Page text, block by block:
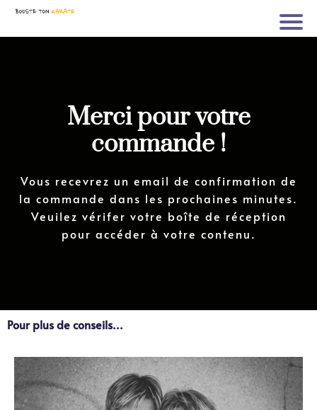
Merci pour votre
commande !
Vous recevrez un email de confirmation de
la commande dans les prochaines minutes.
Veuilez vérifer votre boîte de réception
pour accéder à votre contenu.
Pour plus de conseils...